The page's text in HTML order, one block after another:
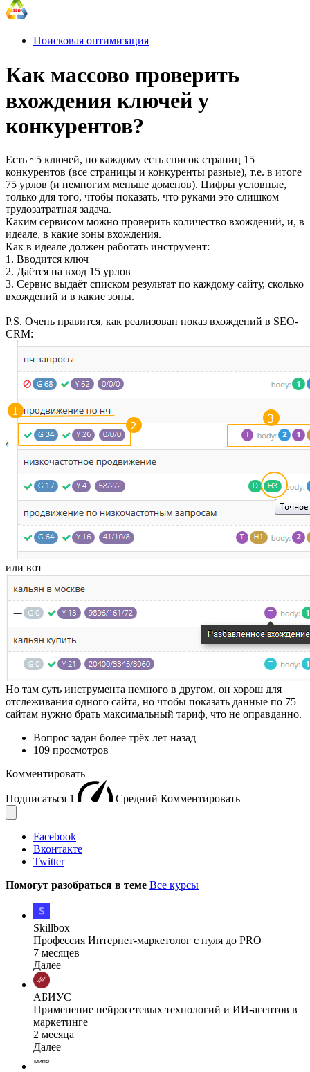
Поисковая оптимизация
Как массово проверить
вхождения ключей у
конкурентов?
Есть ~5 ключей, по каждому есть список страниц 15
конкурентов (все страницы и конкуренты разные), т.е. в итоге
75 урлов (и немногим меньше доменов). Цифры условные,
только для того, чтобы показать, что руками это слишком
трудозатратная задача.
Каким сервисом можно проверить количество вхождений, и, в
идеале, в какие зоны вхождения.
Как в идеале должен работать инструмент:
1. Вводится ключ
2. Даётся на вход 15 урлов
3. Сервис выдаёт списком результат по каждому сайту, сколько
вхождений и в какие зоны.
P.S. Очень нравится, как реализован показ вхождений в SEO-
CRM:
или вот
Но там суть инструмента немного в другом, он хорош для
отслеживания одного сайта, но чтобы показать данные по 75
сайтам нужно брать максимальный тариф, что не оправданно.
Вопрос задан более трёх лет назад
109 просмотров
Комментировать
Подписаться 1 Средний Комментировать
Facebook
Вконтакте
Twitter
Помогут разобраться в теме Все курсы
Skillbox
Профессия Интернет-маркетолог с нуля до PRO
7 месяцев
Далее
АБИУС
Применение нейросетевых технологий и ИИ-агентов в
маркетинге
2 месяца
Далее